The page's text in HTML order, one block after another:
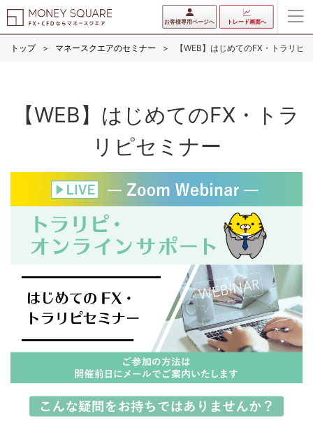
お客様専用ページへ トレード画面へ
トップ マネースクエアのセミナー 【WEB】はじめてのFX・トラリピ
【WEB】はじめてのFX・トラ
リピセミナー